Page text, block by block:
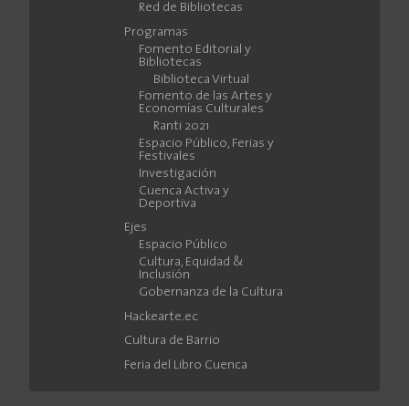
Red de Bibliotecas
Programas
Fomento Editorial y
Bibliotecas
Biblioteca Virtual
Fomento de las Artes y
Economías Culturales
Ranti 2021
Espacio Público, Ferias y
Festivales
Investigación
Cuenca Activa y
Deportiva
Ejes
Espacio Público
Cultura, Equidad &
Inclusión
Gobernanza de la Cultura
Hackearte.ec
Cultura de Barrio
Feria del Libro Cuenca